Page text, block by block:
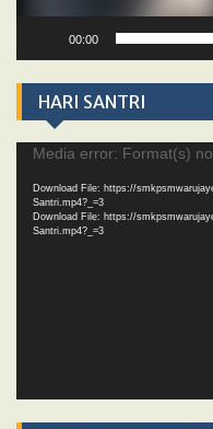
00:00
HARI SANTRI
Video
Media error: Format(s)
Download File: https://
Santri.mp4?_=3
Download File: https://
Santri.mp4?_=3